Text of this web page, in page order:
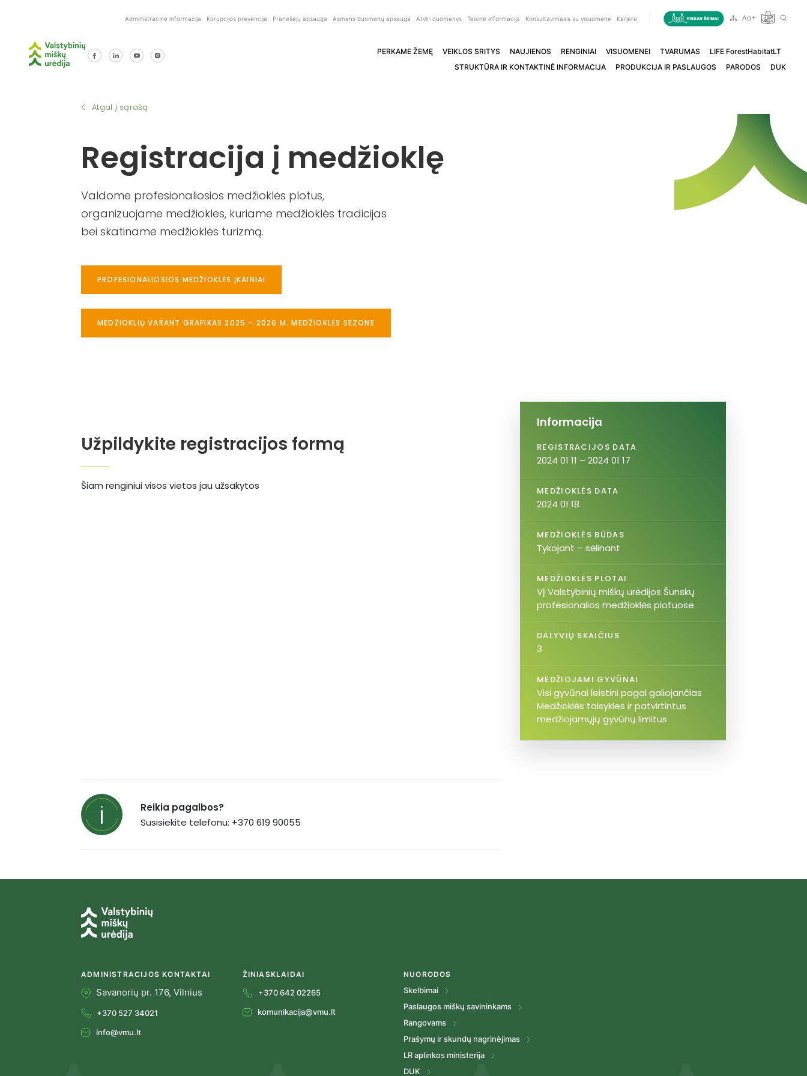
Administracinė informacija Korupcijos prevencija Pranešėjų apsauga Asmens duomenų apsauga Atviri duomenys Teisinė informacija Konsultavimasis su visuomene Karjera
PERKAME ŽEMĘ VEIKLOS SRITYS NAUJIENOS RENGINIAI VISUOMENEI TVARUMAS
LIFE ForestHabitatLT
STRUKTŪRA IR KONTAKTINĖ INFORMACIJA
PRODUKCIJA IR PASLAUGOS PARODOS DUK
Atgal į sąrašą
Registracija į medžioklę
Valdome profesionaliosios medžioklės plotus,
organizuojame medžiokles, kuriame medžioklės tradicijas
bei skatiname medžioklės turizmą.
PROFESIONALIOSIOS MEDŽIOKLĖS ĮKAINIAI
MEDŽIOKLIŲ VARANT GRAFIKAS 2025 – 2026 M. MEDŽIOKLĖS SEZONE
Užpildykite registracijos formą
Šiam renginiui visos vietos jau užsakytos
Informacija
REGISTRACIJOS DATA
2024 01 11 – 2024 01 17
MEDŽIOKLĖS DATA
2024 01 18
MEDŽIOKLĖS BŪDAS
Tykojant – sėlinant
MEDŽIOKLĖS PLOTAI
VĮ Valstybinių miškų urėdijos Šunskų
profesionalios medžioklės plotuose.
DALYVIŲ SKAIČIUS
3
MEDŽIOJAMI GYVŪNAI
Visi gyvūnai leistini pagal galiojančias
Medžioklės taisykles ir patvirtintus
medžiojamųjų gyvūnų limitus
Reikia pagalbos?
Susisiekite telefonu: +370 619 90055
ADMINISTRACIJOS KONTAKTAI
Savanorių pr. 176, Vilnius
+370 527 34021
info@vmu.lt
ŽINIASKLAIDAI
+370 642 02265
komunikacija@vmu.lt
NUORODOS
Skelbimai
Paslaugos miškų savininkams
Rangovams
Prašymų ir skundų nagrinėjimas
LR aplinkos ministerija
DUK